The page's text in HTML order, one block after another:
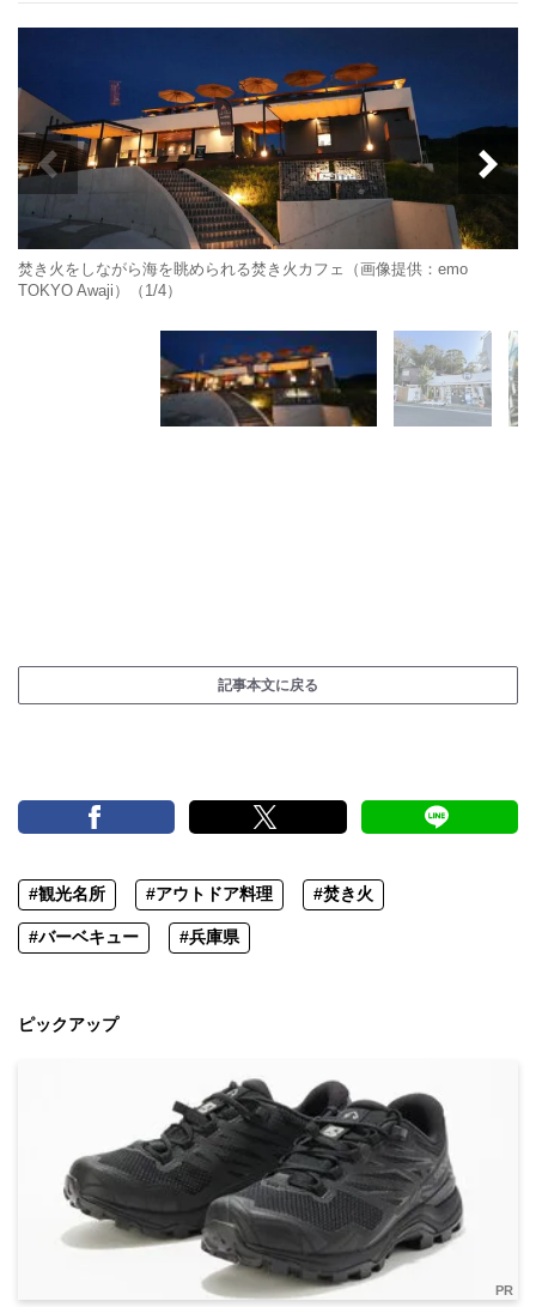
焚き火をしながら海を眺められる焚き火カフェ（画像提供：emo
TOKYO Awaji）（1/4）
記事本文に戻る
#観光名所 #アウトドア料理 #焚き火
#バーベキュー #兵庫県
ピックアップ
PR